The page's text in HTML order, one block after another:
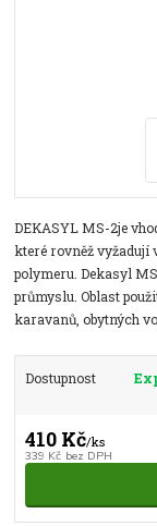
DEKASYL MS-2je
které rovněž vyžadují
polymeru. Dekasyl
průmyslu. Oblast
karavanů, obytných
Dostupnost
410 Kč/ks
339 Kč bez DPH